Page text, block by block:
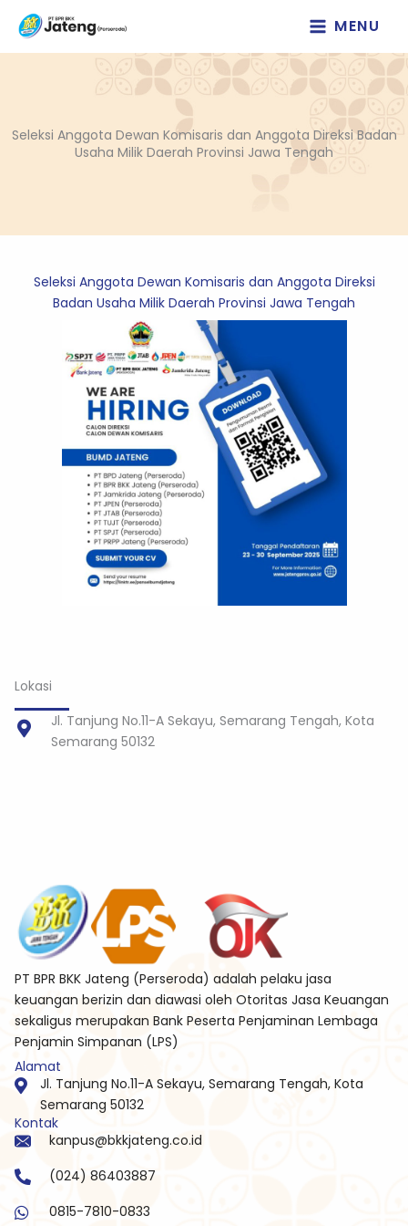
Lewati
konten
MENU
Seleksi Anggota Dewan Komisaris dan Anggota Direksi Badan
Usaha Milik Daerah Provinsi Jawa Tengah
Seleksi Anggota Dewan Komisaris dan Anggota Direksi
Badan Usaha Milik Daerah Provinsi Jawa Tengah
Lokasi
Jl. Tanjung No.11-A Sekayu, Semarang Tengah, Kota
Semarang 50132
PT BPR BKK Jateng (Perseroda) adalah pelaku jasa
keuangan berizin dan diawasi oleh Otoritas Jasa Keuangan
sekaligus merupakan Bank Peserta Penjaminan Lembaga
Penjamin Simpanan (LPS)
Alamat
Jl. Tanjung No.11-A Sekayu, Semarang Tengah, Kota
Semarang 50132
Kontak
kanpus@bkkjateng.co.id
(024) 86403887
0815-7810-0833